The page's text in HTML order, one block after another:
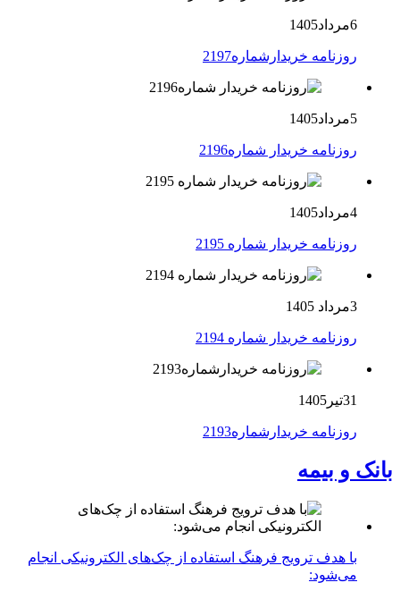
6مرداد1405
روزنامه خریدارشماره2197
5مرداد1405
روزنامه خریدار شماره2196
4مرداد1405
روزنامه خریدار شماره 2195
3مرداد 1405
روزنامه خریدار شماره 2194
31تیر1405
روزنامه خریدارشماره2193
بانک و بیمه
با هدف ترویج فرهنگ استفاده از چک‌های الکترونیکی انجام
می‌شود: